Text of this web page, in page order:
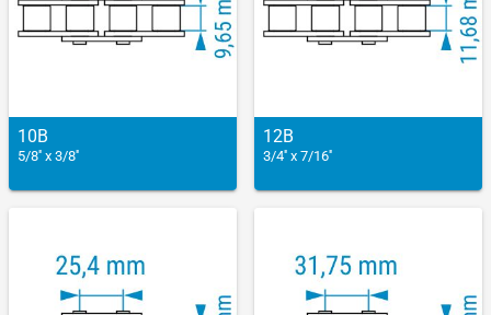
10B
5/8'' x 3/8''
12B
3/4'' x 7/16''